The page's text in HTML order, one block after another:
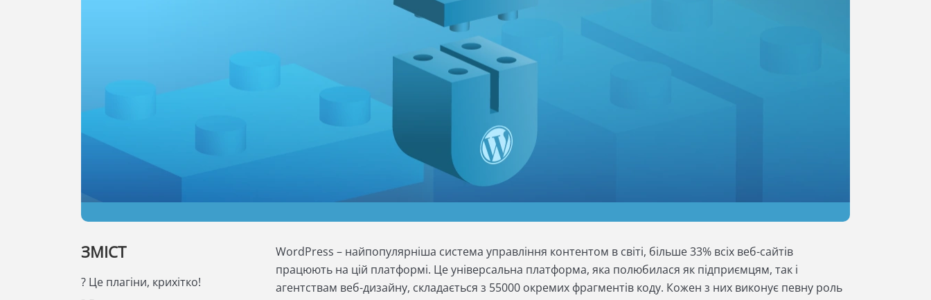
ЗМІСТ
? Це плагіни, крихітко!
WordPress – найпопулярніша система управління контентом в світі, більше 33% всіх веб-сайтів
працюють на цій платформі. Це універсальна платформа, яка полюбилася як підприємцям, так і
агентствам веб-дизайну, складається з 55000 окремих фрагментів коду. Кожен з них виконує певну роль